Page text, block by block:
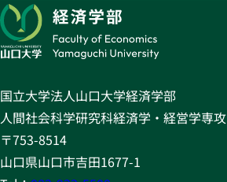
国立大学法人山口大学経済学部
人間社会科学研究科経済学・経営学専攻
〒753-8514
山口県山口市吉田1677-1